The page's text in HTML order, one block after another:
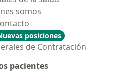
somos
posiciones
de Contratación
pacientes